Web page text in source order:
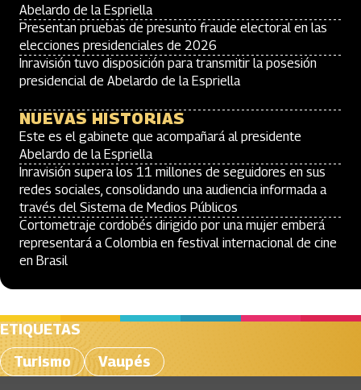
Abelardo de la Espriella
Presentan pruebas de presunto fraude electoral en las
elecciones presidenciales de 2026
Inravisión tuvo disposición para transmitir la posesión
presidencial de Abelardo de la Espriella
NUEVAS HISTORIAS
Este es el gabinete que acompañará al presidente
Abelardo de la Espriella
Inravisión supera los 11 millones de seguidores en sus
redes sociales, consolidando una audiencia informada a
través del Sistema de Medios Públicos
Cortometraje cordobés dirigido por una mujer emberá
representará a Colombia en festival internacional de cine
en Brasil
ETIQUETAS
Turismo
Vaupés